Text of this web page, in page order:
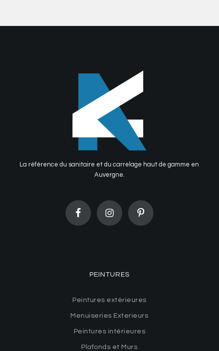
La référence du sanitaire et du carrelage haut de gamme en
Auvergne.
PEINTURES
Peintures extérieures
Menuiseries Exterieurs
Peintures intérieures
Plafonds et Murs